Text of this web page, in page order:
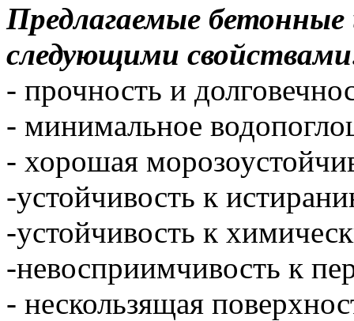
Предлагаемые бетонные
следующими
- прочность и
- минимальное
- хорошая
-устойчивость к
-устойчивость к
-невосприимчивость к
- нескользящая